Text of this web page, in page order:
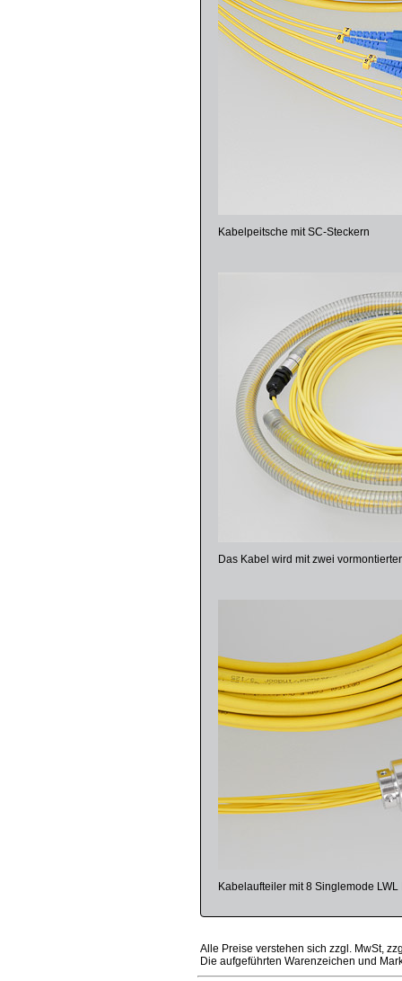
Kabelpeitsche mit SC-Steckern
Das Kabel wird mit zwei
Kabelaufteiler mit 8 Singlemode LWL
Alle Preise verstehen sich zzgl. MwSt,
Die aufgeführten Warenzeichen und